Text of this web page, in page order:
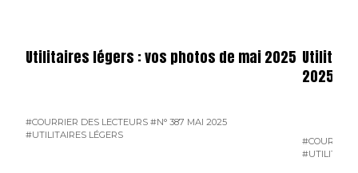
Utilitaires légers : vos photos de mai 2025
#COURRIER DES LECTEURS #N° 387 MAI 2025
#UTILITAIRES LÉGERS
2025
#COURRIER